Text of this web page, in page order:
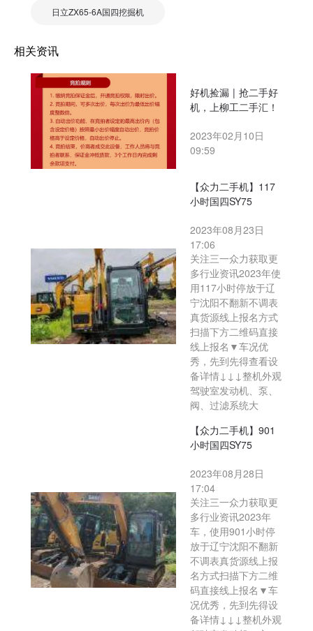
日立ZX65-6A国四挖掘机
相关资讯
好机捡漏 | 抢二手好
机，上柳工二手汇！
2023年02月10日
09:59
【众力二手机】117
小时国四SY75
2023年08月23日
17:06
关注三一众力获取更
多行业资讯2023年使
用117小时停放于辽
宁沈阳不翻新不调表
真货源线上报名方式
扫描下方二维码直接
线上报名▼车况优
秀，先到先得查看设
备详情↓↓↓整机外观
驾驶室发动机、泵、
阀、过滤系统大
【众力二手机】901
小时国四SY75
2023年08月28日
17:04
关注三一众力获取更
多行业资讯2023年
车，使用901小时停
放于辽宁沈阳不翻新
不调表真货源线上报
名方式扫描下方二维
码直接线上报名▼车
况优秀，先到先得设
备详情↓↓↓整机外观